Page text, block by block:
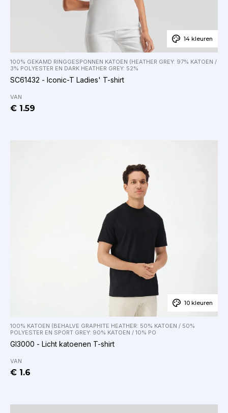
14 kleuren
100% GEKAMD RINGGESPONNEN KATOEN (HEATHER GREY: 97% KATOEN /
3% POLYESTER EN DARK HEATHER GREY: 52%
SC61432 - Iconic-T Ladies' T-shirt
VAN
€ 1.59
10 kleuren
100% KATOEN (BEHALVE GRAPHITE HEATHER: 50% KATOEN / 50%
POLYESTER EN SPORT GREY: 90% KATOEN / 10% PO
GI3000 - Licht katoenen T-shirt
VAN
€ 1.6